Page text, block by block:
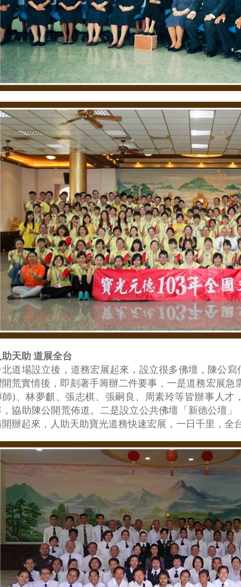
助天助 道展全台
北道場設立後，道務宏展起來，設立很多佛壇，陳公
開荒實情後，即刻著手籌辦二件要事，一是道務宏展
師)、林夢麒、張志棋、張嗣良、周素玲等皆辦事人才
，協助陳公開荒佈道。二是設立公共佛壇「新德公壇
辦起來，人助天助寶光道務快速宏展，一日千里，全